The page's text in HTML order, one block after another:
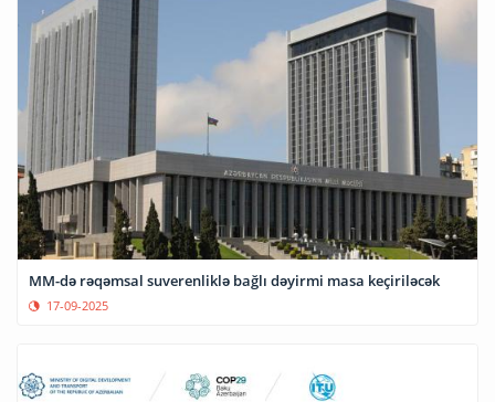
MM-də rəqəmsal suverenliklə bağlı dəyirmi masa keçiriləcək
17-09-2025